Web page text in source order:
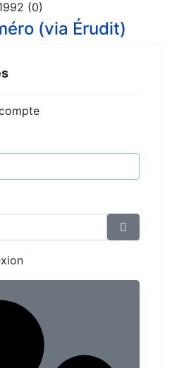
(0)
(via Érudit)